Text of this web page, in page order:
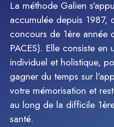
La méthode Galien
accumulée depuis 1987,
concours de 1ère année
PACES). Elle consiste
individuel et holistique,
gagner du temps sur
votre mémorisation et
au long de la difficile
santé.